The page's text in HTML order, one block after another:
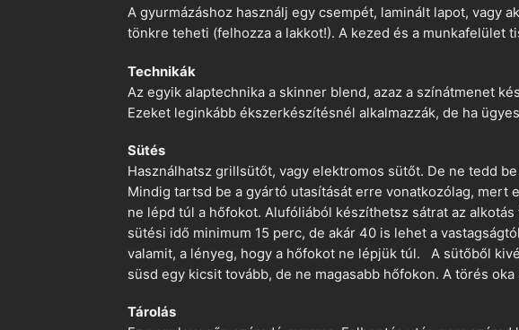
A gyurmázáshoz használj egy csempét, laminált lapot, vagy
tönkre teheti (felhozza a lakkot!). A kezed és a munkafelület
Technikák
Az egyik alaptechnika a skinner blend, azaz a színátmenet
Ezeket leginkább ékszerkészítésnél alkalmazzák, de ha
Sütés
Használhatsz grillsütőt, vagy elektromos sütőt. De ne tedd
Mindig tartsd be a gyártó utasítását erre vonatkozólag,
ne lépd túl a hőfokot. Alufóliából készíthetsz sátrat az
sütési idő minimum 15 perc, de akár 40 is lehet a
valamit, a lényeg, hogy a hőfokot ne lépjük túl. A sütőből
süsd egy kicsit tovább, de ne magasabb hőfokon. A törés
Tárolás